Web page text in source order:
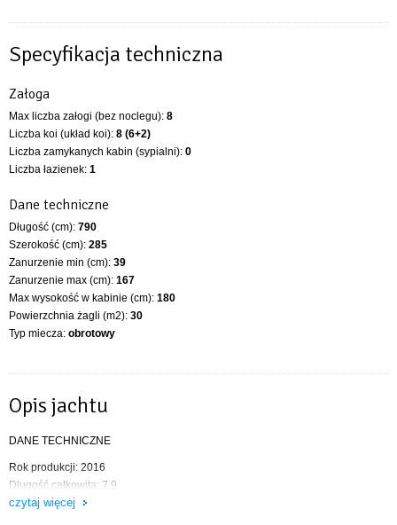
Specyfikacja techniczna
Załoga
Max liczba załogi (bez noclegu): 8
Liczba koi (układ koi): 8 (6+2)
Liczba zamykanych kabin (sypialni): 0
Liczba łazienek: 1
Dane techniczne
Długość (cm): 790
Szerokość (cm): 285
Zanurzenie min (cm): 39
Zanurzenie max (cm): 167
Max wysokość w kabinie (cm): 180
Powierzchnia żagli (m2): 30
Typ miecza: obrotowy
Opis jachtu
DANE TECHNICZNE
Rok produkcji: 2016
Długość całkowita: 7.9
Szerokość: 2.85 m
czytaj więcej